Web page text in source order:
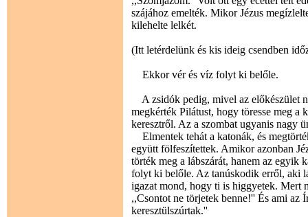
szájához emelték. Mikor Jézus
kilehelte lelkét.
(Itt letérdelünk és kis ideig csendben
Ekkor vér és víz folyt ki belőle.
A zsidók pedig, mivel az előkészület
megkérték Pilátust, hogy töresse meg a
keresztről. Az a szombat ugyanis nagy
Elmentek tehát a katonák, és
együtt fölfeszítettek. Amikor azonban
törték meg a lábszárát, hanem az egyik
folyt ki belőle. Az tanúskodik erről, aki
igazat mond, hogy ti is higgyetek. Mert
,,Csontot ne törjetek benne!'' És ami az
keresztülszúrtak.''